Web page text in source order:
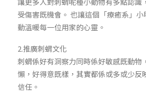
受傷害既機會。 也讓這個「療癒系」
動溫暖每一位用家的心靈。
2.推廣刺蝟文化
刺蝟係好有洞察力同時係好敏感既動物
懶，好得意既樣，其實都係或多或少反
信任。